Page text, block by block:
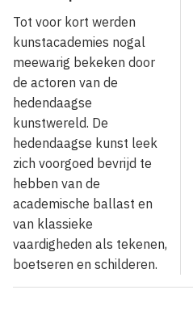
Tot voor kort werden
kunstacademies nogal
meewarig bekeken door
de actoren van de
hedendaagse
kunstwereld. De
hedendaagse kunst leek
zich voorgoed bevrijd te
hebben van de
academische ballast en
van klassieke
vaardigheden als tekenen,
boetseren en schilderen.